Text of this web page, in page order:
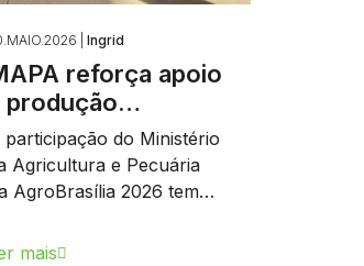
| Ingrid
reforça apoio
produção…
participação do Ministério
Agricultura e Pecuária
AgroBrasília 2026 tem…
mais